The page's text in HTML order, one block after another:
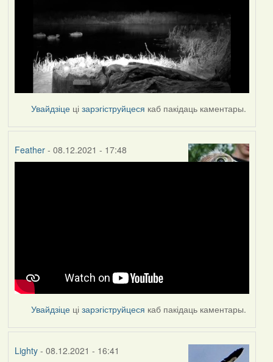
Увайдзіце цізарэгіструйцеся каб пакідаць каментары.
Feather- 08.12.2021 - 17:48
Увайдзіце цізарэгіструйцеся каб пакідаць каментары.
Lighty- 08.12.2021 - 16:41